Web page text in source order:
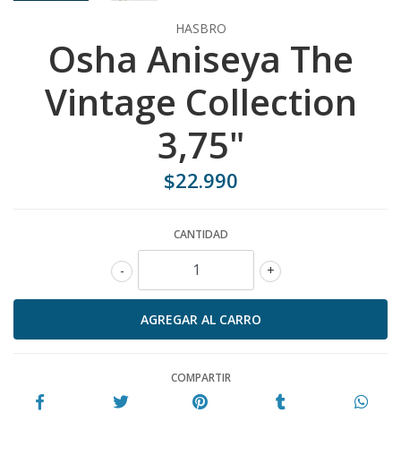
HASBRO
Osha Aniseya The
Vintage Collection
3,75"
$22.990
CANTIDAD
+
-
COMPARTIR